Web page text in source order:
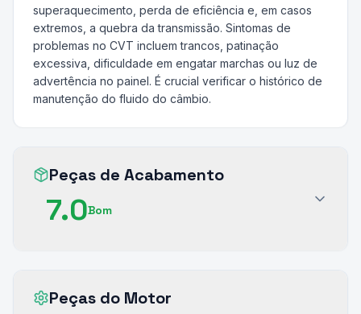
superaquecimento, perda de eficiência e, em casos
extremos, a quebra da transmissão. Sintomas de
problemas no CVT incluem trancos, patinação
excessiva, dificuldade em engatar marchas ou luz de
advertência no painel. É crucial verificar o histórico de
manutenção do fluido do câmbio.
Peças de Acabamento
7.0Bom
Peças do Motor